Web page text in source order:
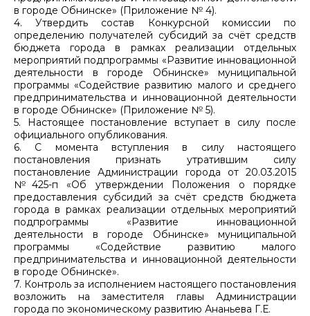
в городе Обнинске» (Приложение № 4).
4. Утвердить состав Конкурсной комиссии по
определению получателей субсидий за счёт средств
бюджета города в рамках реализации отдельных
мероприятий подпрограммы «Развитие инновационной
деятельности в городе Обнинске» муниципальной
программы «Содействие развитию малого и среднего
предпринимательства и инновационной деятельности
в городе Обнинске» (Приложение № 5).
5. Настоящее постановление вступает в силу после
официального опубликования.
6. С момента вступления в силу настоящего
постановления признать утратившим силу
постановление Администрации города от 20.03.2015
№425-п «Об утверждении Положения о порядке
предоставления субсидий за счёт средств бюджета
города в рамках реализации отдельных мероприятий
подпрограммы «Развитие инновационной
деятельности в городе Обнинске» муниципальной
программы «Содействие развитию малого
предпринимательства и инновационной деятельности
в городе Обнинске».
7. Контроль за исполнением настоящего постановления
возложить на заместителя главы Администрации
города по экономическому развитию Ананьева Г.Е.